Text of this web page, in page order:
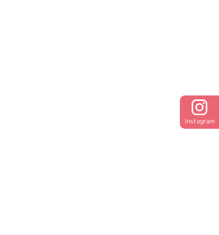
Instagram